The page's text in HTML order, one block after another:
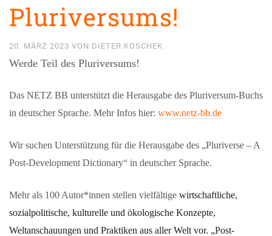
Pluriversums!
20. MÄRZ 2023 VON DIETER KOSCHEK
Werde Teil des Pluriversums!
Das NETZ BB unterstützt die Herausgabe des Pluriversum-Buchs
in deutscher Sprache. Mehr Infos hier: www.netz-bb.de
Wir suchen Unterstützung für die Herausgabe des „Pluriverse – A
Post-Development Dictionary“ in deutscher Sprache.
Mehr als 100 Autor*innen stellen vielfältige wirtschaftliche,
sozialpolitische, kulturelle und ökologische Konzepte,
Weltanschauungen und Praktiken aus aller Welt vor. „Post-